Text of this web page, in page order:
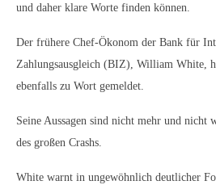
und daher klare Worte finden können.
Der frühere Chef-Ökonom der Bank für
Zahlungsausgleich (BIZ), William White,
ebenfalls zu Wort gemeldet.
Seine Aussagen sind nicht mehr und nicht
des großen Crashs.
White warnt in ungewöhnlich deutlicher